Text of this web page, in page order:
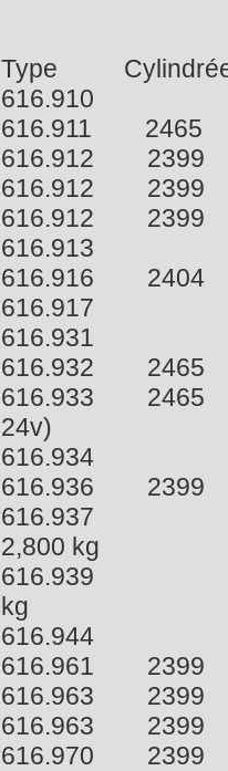
Type
616.911
616.912 2399
616.912 2399
616.912 2399
616.913
616.916 2404
616.932
616.933 2465
24v)
616.934
616.936
616.937
2,800 kg
616.939
kg
616.944
616.961
616.963
616.963
616.970